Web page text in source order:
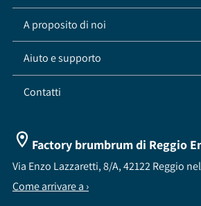
A proposito di noi
Aiuto e supporto
Contatti
Factory brumbrum di Reggio
Via Enzo Lazzaretti, 8/A, 42122 Reggio
Come arrivare a ›